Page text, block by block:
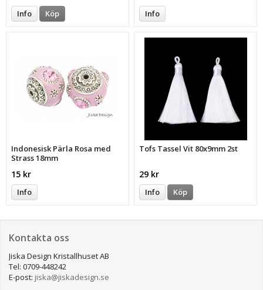
Info Köp Info
Indonesisk Pärla Rosa med
Strass 18mm
15 kr
Info
Tofs Tassel Vit 80x9mm 2st
29 kr
Info Köp
Kontakta oss
Jiska Design Kristallhuset AB
Tel: 0709-448242
E-post: jiska@jiskadesign.se